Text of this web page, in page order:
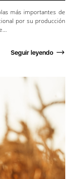
más importantes de
por su producción
Seguir leyendo